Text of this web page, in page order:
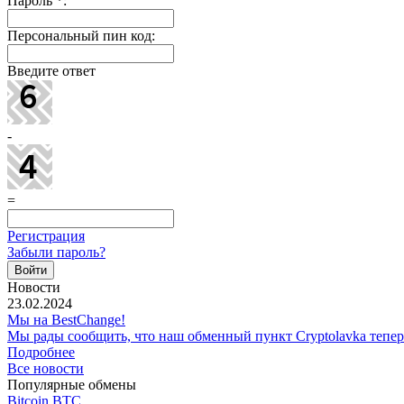
Персональный пин код:
Введите ответ
-
=
Регистрация
Забыли пароль?
Новости
23.02.2024
Мы на BestChange!
Мы рады сообщить, что наш обменный пункт Cryptolavka
Подробнее
Все новости
Популярные обмены
Bitcoin BTC